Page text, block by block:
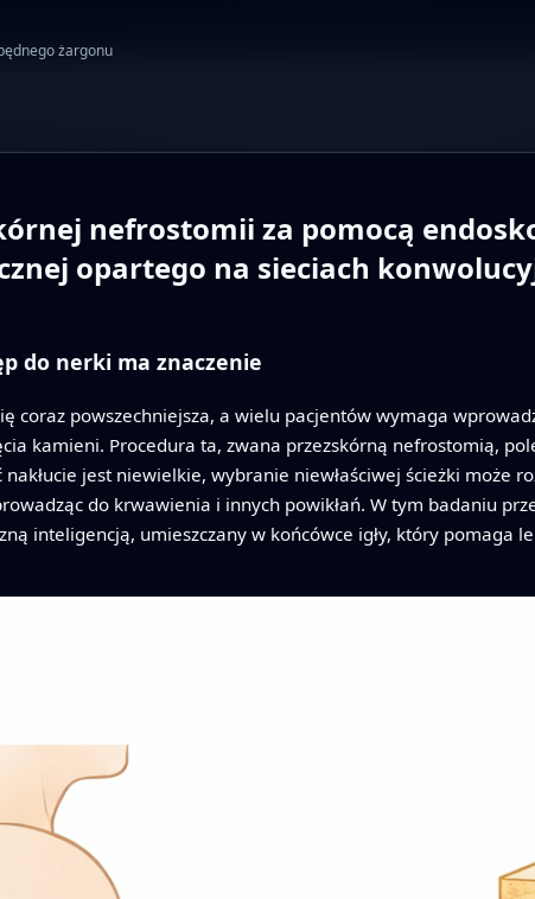
żargonu
nefrostomii za pomocą
opartego na sieciach
do nerki ma znaczenie
coraz powszechniejsza, a wielu pacjentów wymaga
kamieni. Procedura ta, zwana przezskórną nefrostomią,
jest niewielkie, wybranie niewłaściwej ścieżki może
do krwawienia i innych powikłań. W tym badaniu
inteligencją, umieszczany w końcówce igły, który pomaga